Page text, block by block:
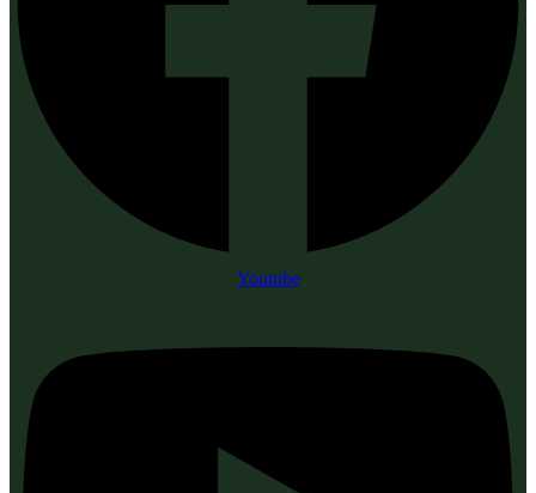
Youtube